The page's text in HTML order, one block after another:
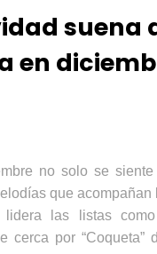
suena
en
no solo se
que acompañan
lidera las listas
cerca por “Coqueta”